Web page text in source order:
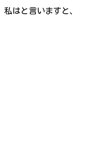
私はと言いますと、